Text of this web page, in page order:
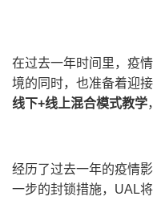
在过去一年时间里，疫
境的同时，也准备着迎
线下+线上混合模式教学
经历了过去一年的疫情
一步的封锁措施，UAL